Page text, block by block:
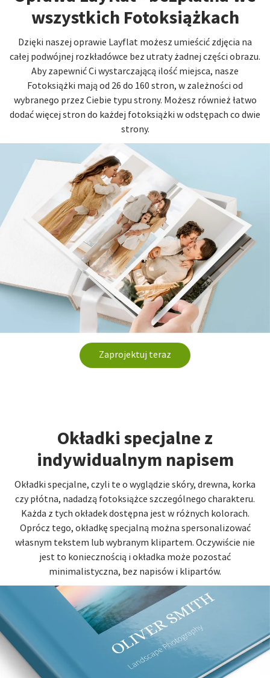
wszystkich Fotoksiążkach
Dzięki naszej oprawie Layflat możesz umieścić zdjęcia na
całej podwójnej rozkładówce bez utraty żadnej części obrazu.
Aby zapewnić Ci wystarczającą ilość miejsca, nasze
Fotoksiążki mają od 26 do 160 stron, w zależności od
wybranego przez Ciebie typu strony. Możesz również łatwo
dodać więcej stron do każdej fotoksiążki w odstępach co dwie
strony.
Zaprojektuj teraz
Okładki specjalne z
indywidualnym napisem
Okładki specjalne, czyli te o wyglądzie skóry, drewna, korka
czy płótna, nadadzą fotoksiążce szczególnego charakteru.
Każda z tych okładek dostępna jest w różnych kolorach.
Oprócz tego, okładkę specjalną można spersonalizować
własnym tekstem lub wybranym klipartem. Oczywiście nie
jest to koniecznością i okładka może pozostać
minimalistyczna, bez napisów i klipartów.